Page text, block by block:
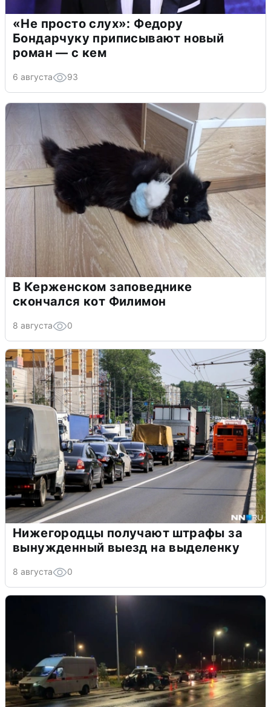
«Не просто слух»: Федору
Бондарчуку приписывают новый
роман — с кем
6 августа 93
В Керженском заповеднике
скончался кот Филимон
8 августа 0
Нижегородцы получают штрафы за
вынужденный выезд на выделенку
8 августа 0